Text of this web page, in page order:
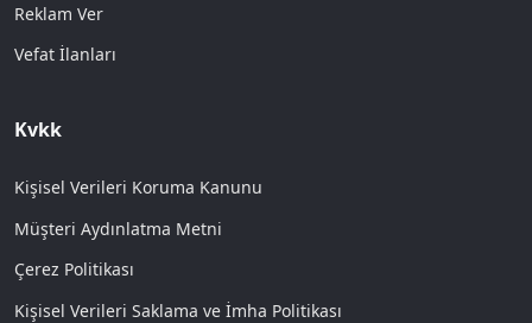
Reklam Ver
Vefat İlanları
Kvkk
Kişisel Verileri Koruma Kanunu
Müşteri Aydınlatma Metni
Çerez Politikası
Kişisel Verileri Saklama ve İmha Politikası